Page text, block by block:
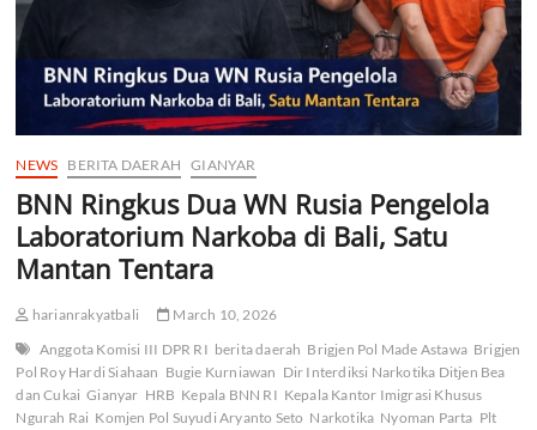
NEWS BERITA DAERAH GIANYAR
BNN Ringkus Dua WN Rusia Pengelola
Laboratorium Narkoba di Bali, Satu
Mantan Tentara
harianrakyatbali
March 10, 2026
Anggota Komisi III DPR RI berita daerah Brigjen Pol Made Astawa Brigjen
Pol Roy Hardi Siahaan Bugie Kurniawan Dir Interdiksi Narkotika Ditjen Bea
dan Cukai Gianyar HRB Kepala BNN RI Kepala Kantor Imigrasi Khusus
Ngurah Rai Komjen Pol Suyudi Aryanto Seto Narkotika Nyoman Parta Plt